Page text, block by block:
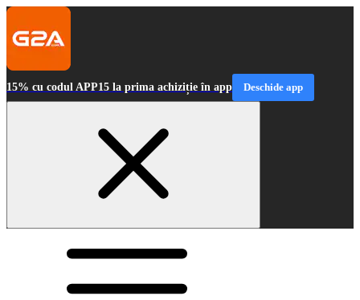
15% cu codul APP15 la prima achiziție în app Deschide app